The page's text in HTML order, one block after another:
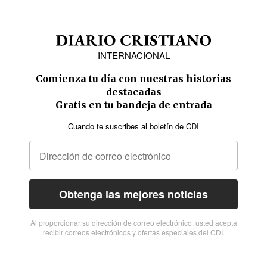
INTERNACIONAL
Comienza tu día con nuestras historias
destacadas
Gratis en tu bandeja de entrada
Cuando te suscribes al boletín de CDI
Obtenga las mejores noticias
Al proporcionar su dirección de correo electrónico, usted acepta
recibir correos electrónicos y ofertas especiales del CDI.